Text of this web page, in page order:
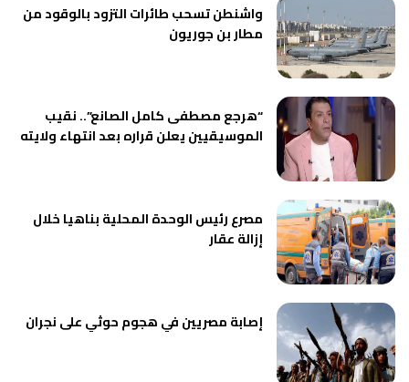
واشنطن تسحب طائرات التزود بالوقود من
مطار بن جوريون
“هرجع مصطفى كامل الصانع”.. نقيب
الموسيقيين يعلن قراره بعد انتهاء ولايته
مصرع رئيس الوحدة المحلية بناهيا خلال
إزالة عقار
إصابة مصريين في هجوم حوثي على نجران